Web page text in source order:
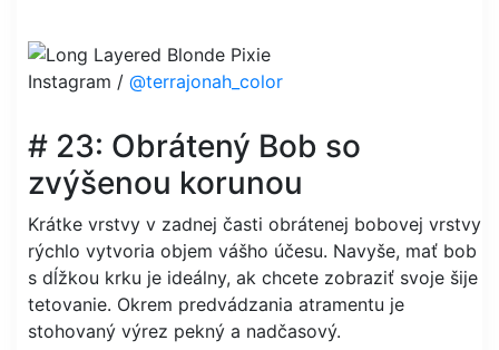
Instagram / @terrajonah_color
# 23: Obrátený Bob so
zvýšenou korunou
Krátke vrstvy v zadnej časti obrátenej bobovej vrstvy
rýchlo vytvoria objem vášho účesu. Navyše, mať bob
s dĺžkou krku je ideálny, ak chcete zobraziť svoje šije
tetovanie. Okrem predvádzania atramentu je
stohovaný výrez pekný a nadčasový.